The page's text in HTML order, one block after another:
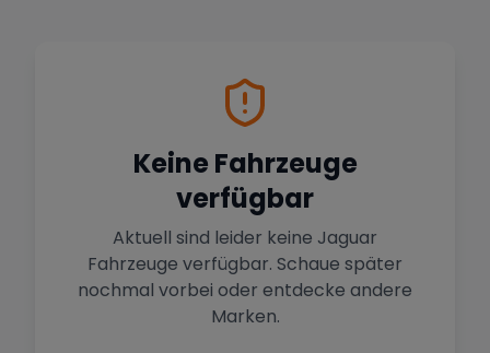
Hamburg
Premium-Fahrzeuge im Norden
Stuttgart
Heimat von Porsche & Mercedes
Mehr Standorte anzeigen
Marke Zurücksetzen (
Keine Fahrzeuge
verfügbar
Aktuell sind leider keine Jaguar
Fahrzeuge verfügbar. Schaue später
nochmal vorbei oder entdecke andere
Marken.